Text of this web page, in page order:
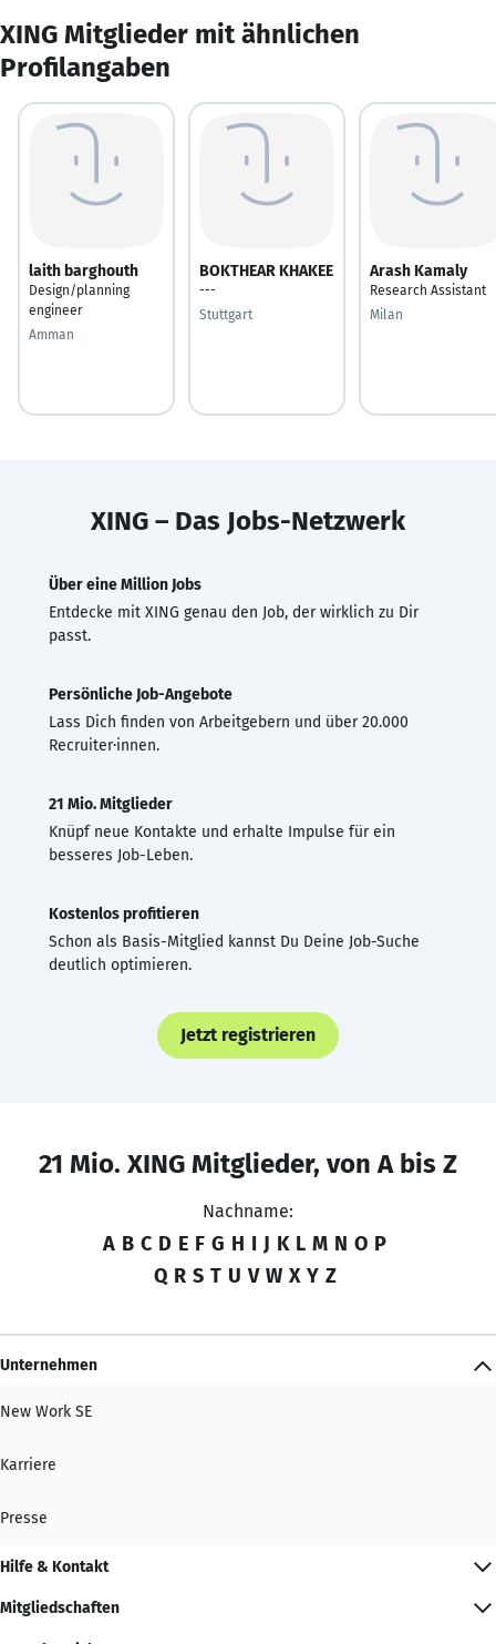
XING Mitglieder mit ähnlichen
Profilangaben
laith barghouth
Design/planning
engineer
Amman
BOKTHEAR KHAKEE
---
Stuttgart
Arash Kamaly
Research Assistant
Milan
XING – Das Jobs-Netzwerk
Über eine Million Jobs
Entdecke mit XING genau den Job, der wirklich zu Dir
passt.
Persönliche Job-Angebote
Lass Dich finden von Arbeitgebern und über 20.000
Recruiter·innen.
21 Mio. Mitglieder
Knüpf neue Kontakte und erhalte Impulse für ein
besseres Job-Leben.
Kostenlos profitieren
Schon als Basis-Mitglied kannst Du Deine Job-Suche
deutlich optimieren.
Jetzt registrieren
21 Mio. XING Mitglieder, von A bis Z
Nachname:
A B C D E F G H I J K L M N O P
Q R S T U V W X Y Z
Unternehmen
New Work SE
Karriere
Presse
Hilfe & Kontakt
Mitgliedschaften